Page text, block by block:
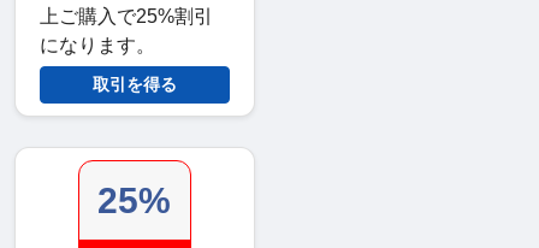
上ご購入で25%割引
になります。
取引を得る
25%